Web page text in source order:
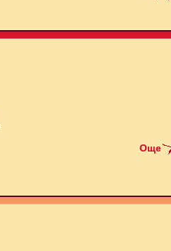
Още